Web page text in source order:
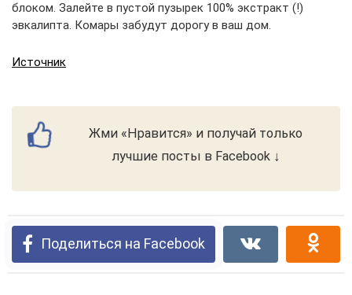
блоком. Залейте в пустой пузырек 100% экстракт (!)
эвкалипта. Комары забудут дорогу в ваш дом.
Источник
Жми «Нравится» и получай только
лучшие посты в Facebook ↓
Поделиться на Facebook